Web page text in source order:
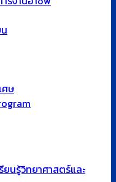
ศษ
ยนรู้วิทยาศาสตร์และ